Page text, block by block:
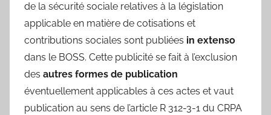
de la sécurité sociale relatives à la législation
applicable en matière de cotisations et
contributions sociales sont publiées in extenso
dans le BOSS. Cette publicité se fait à l’exclusion
des autres formes de publication
éventuellement applicables à ces actes et vaut
publication au sens de l’article R 312-3-1 du CRPA